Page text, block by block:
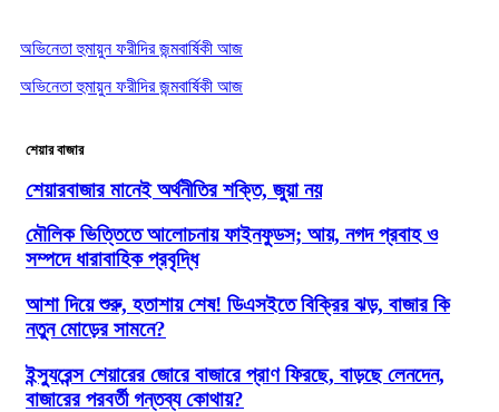
অভিনেতা হুমায়ুন ফরীদির জন্মবার্ষিকী আজ
অভিনেতা হুমায়ুন ফরীদির জন্মবার্ষিকী আজ
শেয়ার বাজার
শেয়ারবাজার মানেই অর্থনীতির শক্তি, জুয়া নয়
মৌলিক ভিত্তিতে আলোচনায় ফাইনফুডস; আয়, নগদ প্রবাহ ও
সম্পদে ধারাবাহিক প্রবৃদ্ধি
আশা দিয়ে শুরু, হতাশায় শেষ! ডিএসইতে বিক্রির ঝড়, বাজার কি
নতুন মোড়ের সামনে?
ইন্স্যুরেন্স শেয়ারের জোরে বাজারে প্রাণ ফিরছে, বাড়ছে লেনদেন,
বাজারের পরবর্তী গন্তব্য কোথায়?